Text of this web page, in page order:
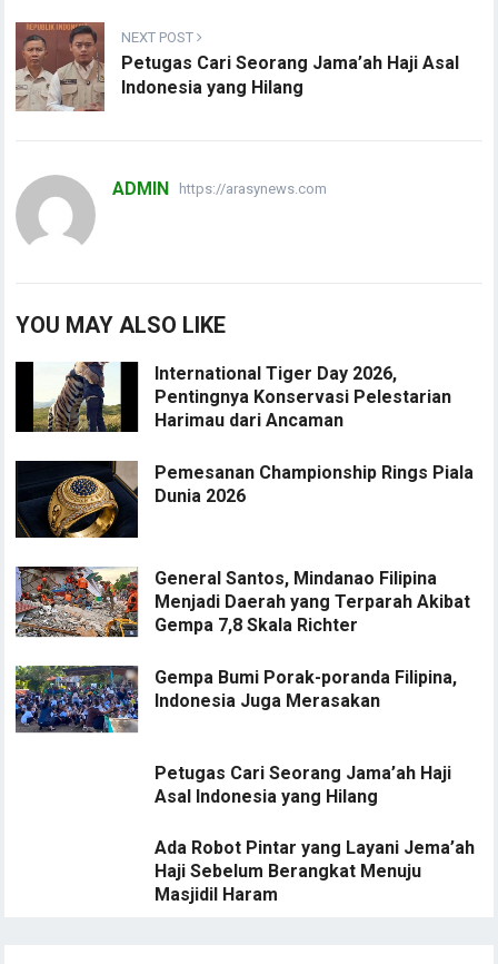
NEXT POST
Petugas Cari Seorang Jama’ah Haji Asal
Indonesia yang Hilang
ADMIN https://arasynews.com
YOU MAY ALSO LIKE
International Tiger Day 2026,
Pentingnya Konservasi Pelestarian
Harimau dari Ancaman
Pemesanan Championship Rings Piala
Dunia 2026
General Santos, Mindanao Filipina
Menjadi Daerah yang Terparah Akibat
Gempa 7,8 Skala Richter
Gempa Bumi Porak-poranda Filipina,
Indonesia Juga Merasakan
Petugas Cari Seorang Jama’ah Haji
Asal Indonesia yang Hilang
Ada Robot Pintar yang Layani Jema’ah
Haji Sebelum Berangkat Menuju
Masjidil Haram